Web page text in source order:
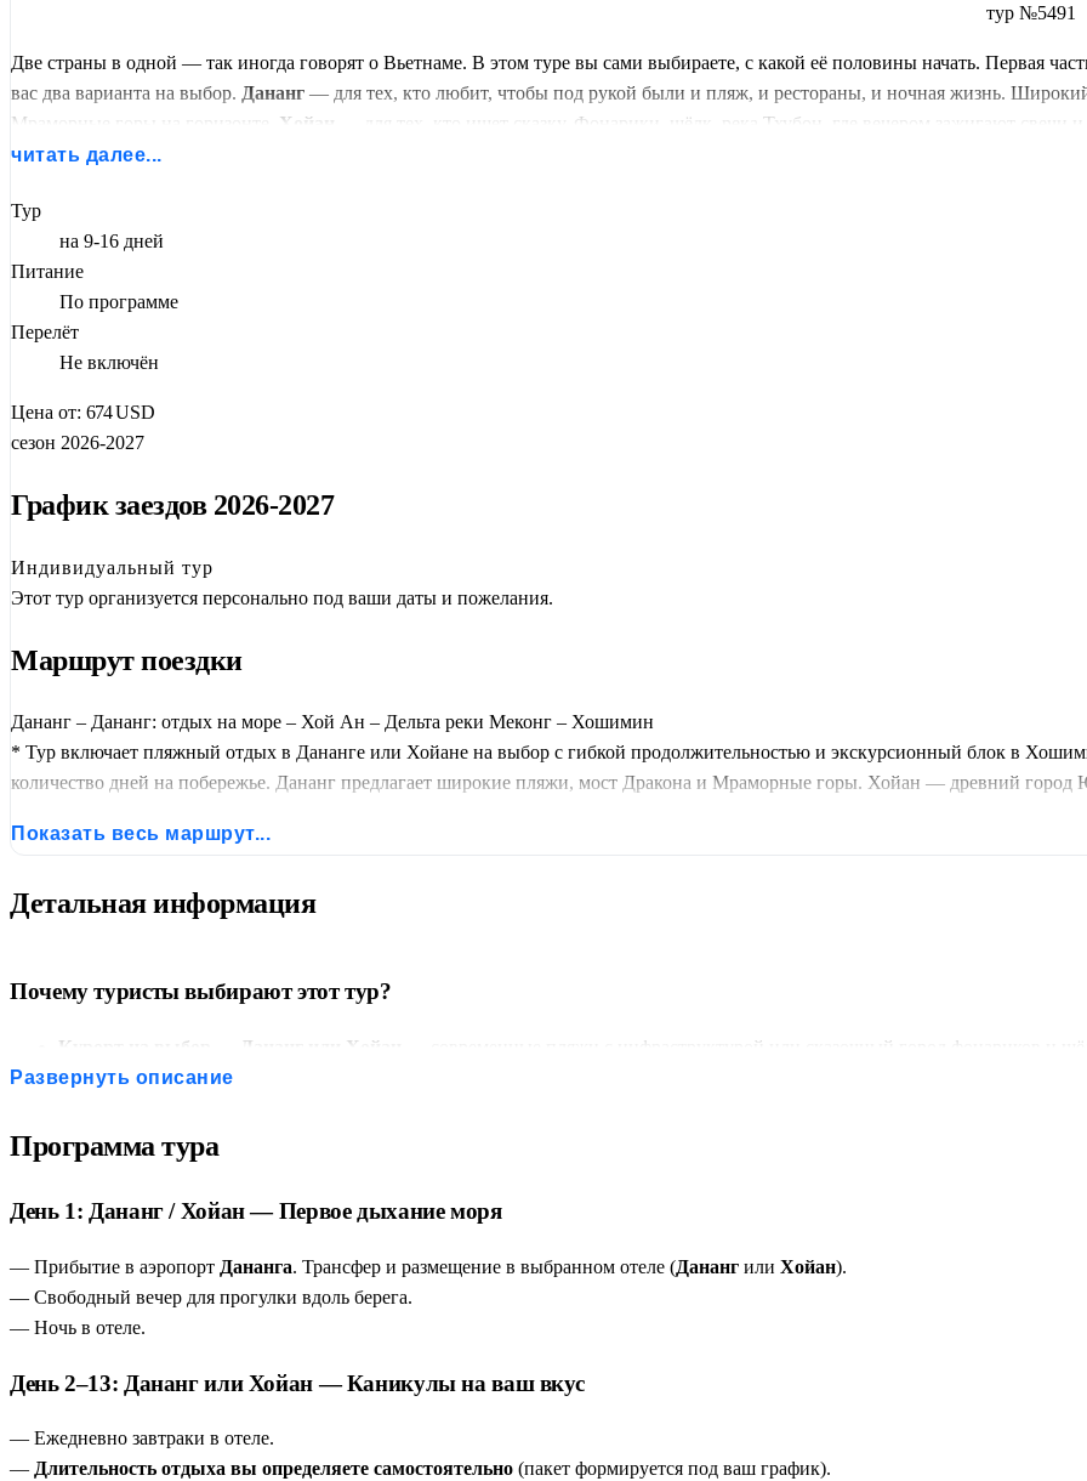
тур №5491
Две страны в одной — так иногда говорят о Вьетнаме. В этом туре вы сами выбираете, с какой её половины начать. Первая
вас два варианта на выбор. Дананг — для тех, кто любит, чтобы под рукой были и пляж, и рестораны, и ночная жизнь.
Мраморные горы на горизонте. Хойан
— для тех, кто ищет сказку. Фонарики, шёлк, река Тхубон, где вечером зажигают свечи
похож на Хойан.
Пляжный этап не ограничен жёсткими рамками — вы выбираете длительность сами, под свой ритм и бюджет. Дни текут
вечером — прогулка по набережной или ночному рынку.
Вторая глава —
народной медицины (от каменных скальпелей до банок для кровопускания), Дворец Независимости и собор Нотр-Дам — как
дельта Меконга
читать далее...
Тур
на 9-16 дней
Питание
По программе
Перелёт
Не включён
Цена от: 674USD
сезон 2026-2027
График заездов 2026-2027
Индивидуальный тур
Этот тур организуется персонально под ваши даты и пожелания.
Маршрут поездки
Дананг – Дананг: отдых на море – Хой Ан – Дельта реки Меконг – Хошимин
* Тур включает пляжный отдых в Дананге или Хойане на выбор с гибкой продолжительностью и экскурсионный блок в
количество дней на побережье. Дананг предлагает широкие пляжи, мост Дракона и Мраморные горы. Хойан — древний
века), Дворец Независимости, собор Нотр-Дам, Главпочтамт, лаковой фабрики. Завершающий день — поездка в дельту Меконга:
Показать весь маршрут...
Детальная информация
Почему туристы выбирают этот тур?
Курорт на выбор — Дананг или Хойан
— современные пляжи с инфраструктурой или сказочный город фонариков и
Гибкая продолжительность пляжного этапа
Хойан — живая открытка ЮНЕСКО
Хошимин за полдня — концентрат южного колорита
Дельта Меконга без галопа— лодка, буйволы, кокосовые сладости и живая музыка. Не галочка, а погружение.
Развернуть описание
Программа тура
День 1: Дананг / Хойан — Первое дыхание моря
— Прибытие в аэропорт Дананга. Трансфер и размещение в выбранном отеле (Дананг или Хойан).
— Свободный вечер для прогулки вдоль берега.
— Ночь в отеле.
День 2–13: Дананг или Хойан — Каникулы на ваш вкус
— Ежедневно завтраки в отеле.
— Длительность отдыха вы определяете самостоятельно (пакет формируется под ваш график).